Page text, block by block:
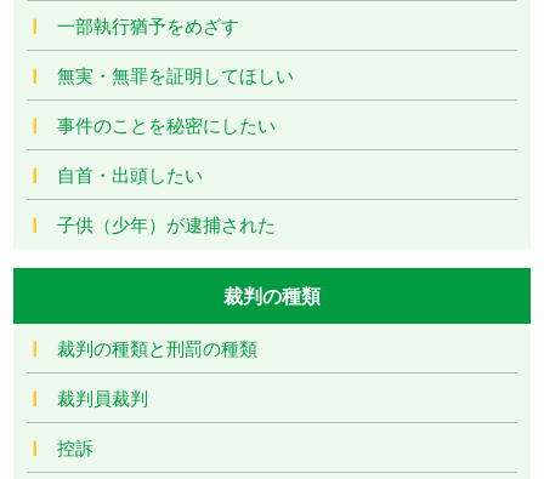
一部執行猶予をめざす
無実・無罪を証明してほしい
事件のことを秘密にしたい
自首・出頭したい
子供（少年）が逮捕された
裁判の種類
裁判の種類と刑罰の種類
裁判員裁判
控訴